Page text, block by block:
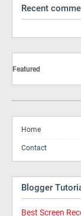
Recent
Featured
Home
Contact
Blogger
Best Screen